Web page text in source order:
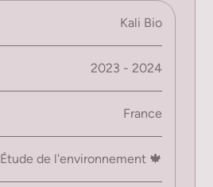
Kali Bio
2023 - 2024
France
Étude de l'environnement 🍁